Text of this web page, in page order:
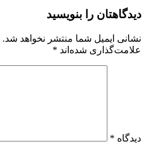
دیدگاهتان را بنویسید
نشانی ایمیل شما منتشر نخواهد شد.
علامت‌گذاری شده‌اند *
دیدگاه *